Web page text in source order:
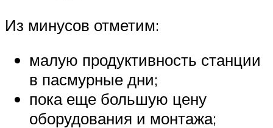
Из минусов отметим:
малую продуктивность станции
в пасмурные дни;
пока еще большую цену
оборудования и монтажа;